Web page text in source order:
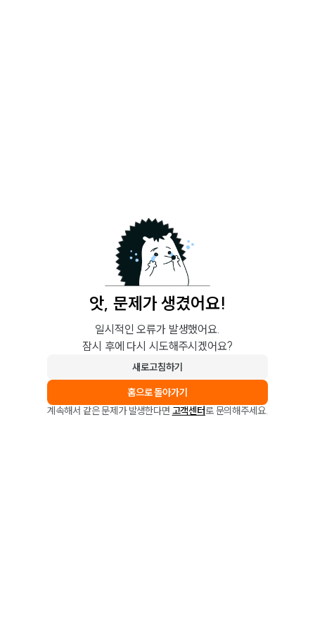
앗, 문제가 생겼어요!
일시적인 오류가 발생했어요.
잠시 후에 다시 시도해주시겠어요?
새로고침하기
홈으로 돌아가기
계속해서 같은 문제가 발생한다면 고객센터로 문의해주세요.